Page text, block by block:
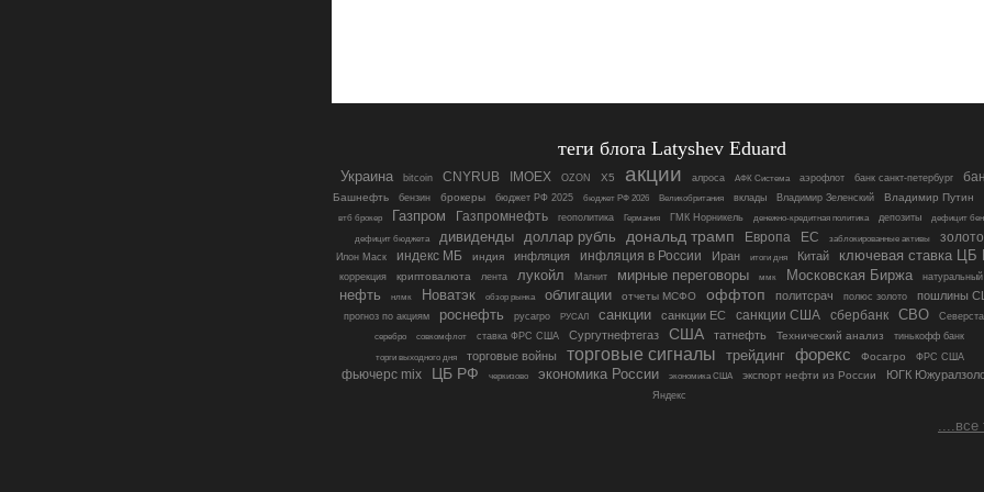
теги блога Latyshev Eduard
Украина bitcoin CNYRUB IMOEX OZON X5 акции алроса АФК Система аэрофлот банк санкт-петербург
Башнефть бензин брокеры бюджет РФ 2025 бюджет РФ 2026 Великобритания вклады Владимир Зеленский Владимир Путин
втб брокер Газпром Газпромнефть геополитика Германия ГМК Норникель денежно-кредитная политика депозиты дефицит
дефицит бюджета дивиденды доллар рубль дональд трамп Европа ЕС заблокированные активы золото
Илон Маск индекс МБ индия инфляция инфляция в России Иран итоги дня Китай ключевая ставка ЦБ
коррекция криптовалюта лента лукойл Магнит мирные переговоры ммк Московская Биржа натуральный
нефть нлмк Новатэк обзор рынка облигации отчеты МСФО оффтоп политсрач полюс золото пошлины
прогноз по акциям роснефть русагро РУСАЛ санкции санкции ЕС санкции США сбербанк СВО
серебро совкомфлот ставка ФРС США Сургутнефтегаз США татнефть Технический анализ
тинькофф банк
торги выходного дня
торговые войны торговые сигналы трейдинг форекс Фосагро ФРС США
фьючерс mix ЦБ РФ черкизово экономика России экономика США экспорт нефти из России ЮГК
Яндекс
....все